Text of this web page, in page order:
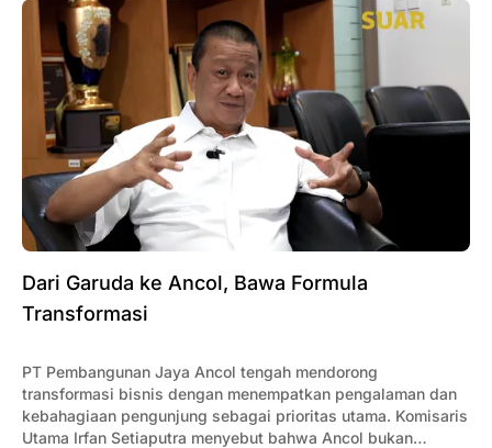
Dari Garuda ke Ancol, Bawa Formula
Transformasi
PT Pembangunan Jaya Ancol tengah mendorong
transformasi bisnis dengan menempatkan pengalaman dan
kebahagiaan pengunjung sebagai prioritas utama. Komisaris
Utama Irfan Setiaputra menyebut bahwa Ancol bukan